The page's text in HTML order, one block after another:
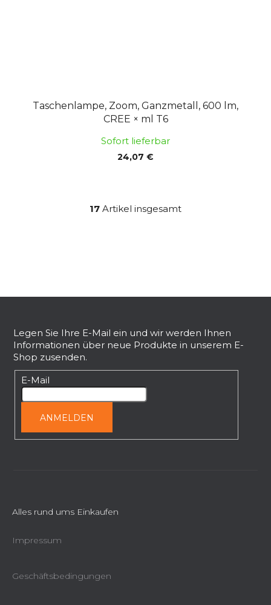
Taschenlampe, Zoom, Ganzmetall, 600 lm,
CREE × ml T6
Sofort lieferbar
24,07 €
S
e
m
e
t
e
d
L
17 Artikel insgesamt
Legen Sie Ihre E-Mail ein und wir werden Ihnen
Informationen über neue Produkte in unserem E-
Shop zusenden.
E-Mail
ANMELDEN
Alles rund ums Einkaufen
Impressum
Geschäftsbedingungen